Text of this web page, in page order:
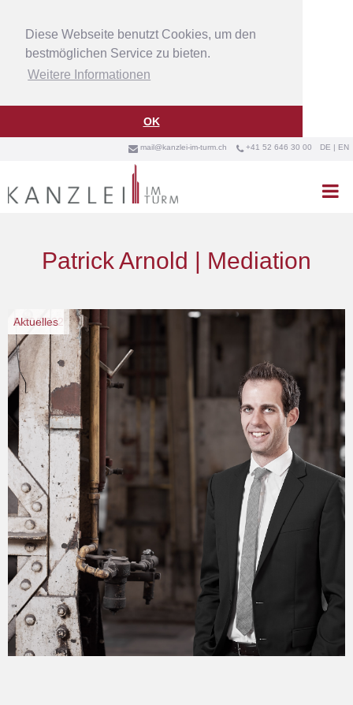
Diese Webseite benutzt Cookies, um den
bestmöglichen Service zu bieten.
Weitere Informationen
OK
 mail@kanzlei-im-turm.ch +41 52 646 30 00 DE | EN

Patrick Arnold | Mediation
5/10/2022
Aktuelles